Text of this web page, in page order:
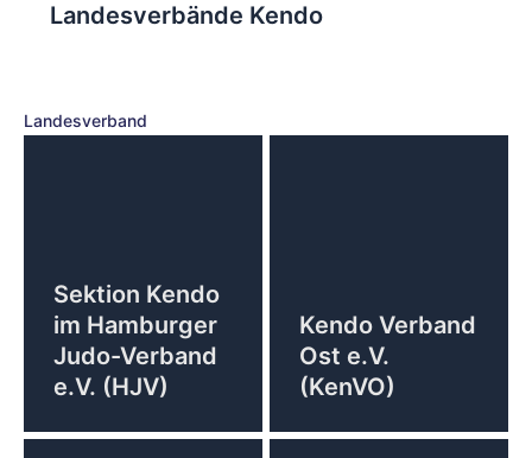
Landesverbände Kendo
Landesverband
Sektion Kendo
im Hamburger
Judo-Verband
e.V. (HJV)
Kendo Verband
Ost e.V.
(KenVO)